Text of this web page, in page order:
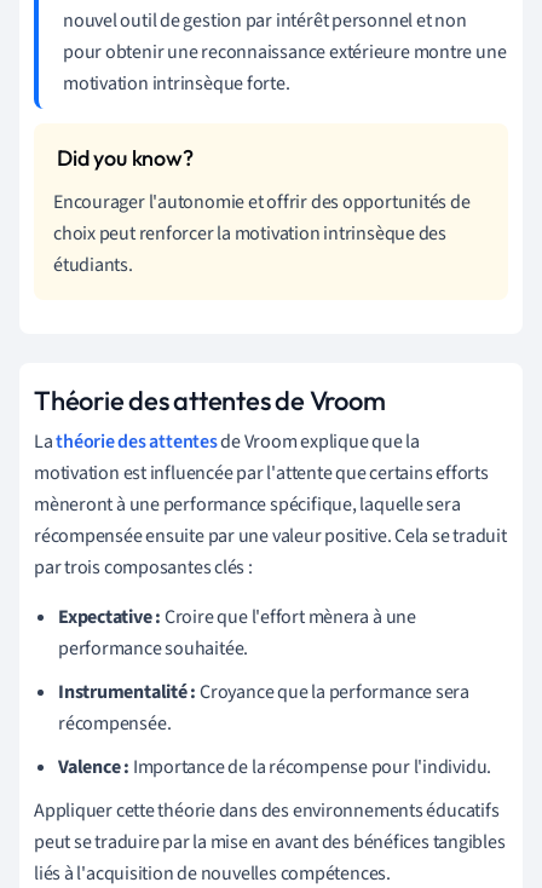
nouvel outil de gestion par intérêt personnel et non
pour obtenir une reconnaissance extérieure montre une
motivation intrinsèque forte.
Encourager l'autonomie et offrir des opportunités de
choix peut renforcer la motivation intrinsèque des
étudiants.
Théorie des attentes de Vroom
Lathéorie des attentesde Vroom explique que la
motivation est influencée par l'attente que certains efforts
mèneront à une performance spécifique, laquelle sera
récompensée ensuite par une valeur positive. Cela se traduit
par trois composantes clés :
Expectative :Croire que l'effort mènera à une
performance souhaitée.
Instrumentalité :Croyance que la performance sera
récompensée.
Valence : Importance de la récompense pour l'individu.
Appliquer cette théorie dans des environnements éducatifs
peut se traduire par la mise en avant des bénéfices tangibles
liés à l'acquisition de nouvelles compétences.